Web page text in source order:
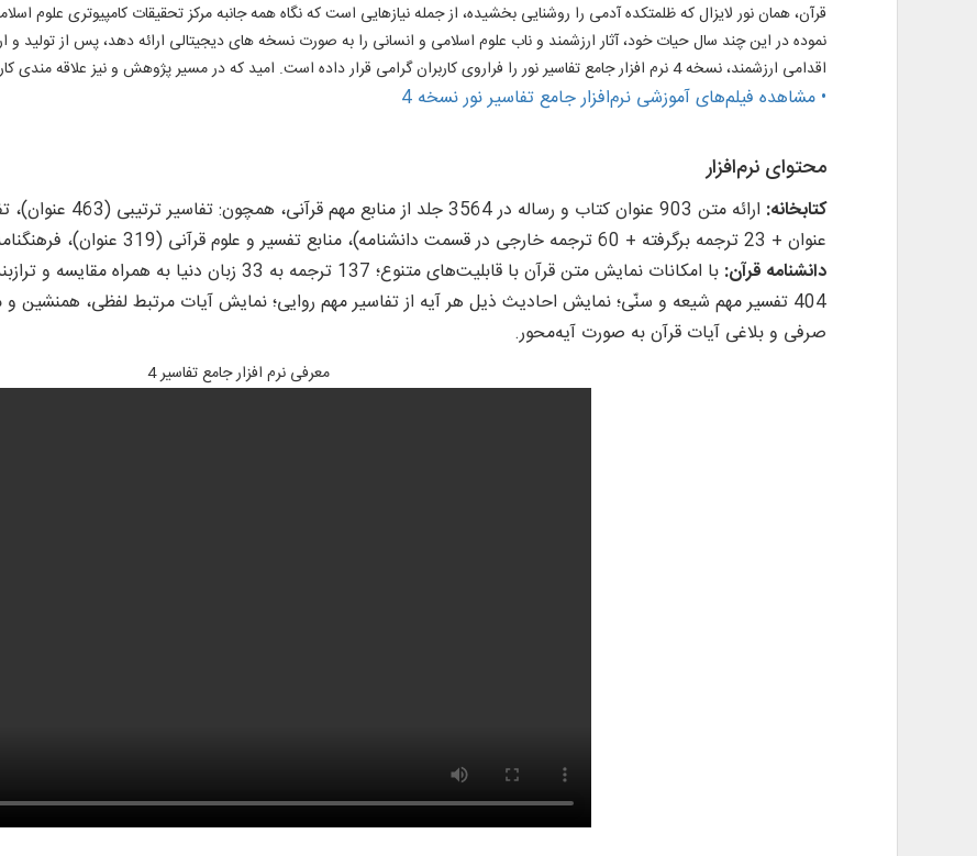
قرآن، همان نور لایزال که ظلمتکده آدمی را روشنایی بخشیده، از جمله نیازهایی است که نگاه همه جانبه مرکز تحقیقات کامپیوتری علوم
نموده در این چند سال حیات خود، آثار ارزشمند و ناب علوم اسلامی و انسانی را به صورت نسخه های دیجیتالی ارائه دهد، پس از تولید و
اقدامی ارزشمند، نسخه 4 نرم افزار جامع تفاسیر نور را فراروی کاربران گرامی قرار داده است. امید که در مسیر پژوهش و نیز علاقه مندی کاربران مفید واقع گردد.
• مشاهده فیلم‌های آموزشی نرم‌افزار جامع تفاسیر نور نسخه 4
محتوای نرم‌افزار
کتابخانه:
عنوان + 23 ترجمه برگرفته + 60 ترجمه خارجی در قسمت دانشنامه)، منابع تفسیر و علوم قرآنی (319 عنوان)، فرهنگنامه‌ها (52 عنوان)، پرسمان‌های قرآنی (32 عنوان).
دانشنامه قرآن:
با امکانات نمایش متن قرآن با قابلیت‌های متنوع؛ 137
404 تفسیر مهم شیعه و سنّی؛ نمایش احادیث ذیل هر آیه از تفاسیر مهم روایی؛ نمایش آیات مرتبط لفظی،
صرفی و بلاغی آیات قرآن به صورت آیه‌محور.
معرفی نرم افزار جامع تفاسیر 4